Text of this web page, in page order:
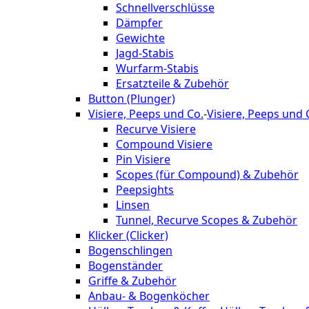
Schnellverschlüsse
Dämpfer
Gewichte
Jagd-Stabis
Wurfarm-Stabis
Ersatzteile & Zubehör
Button (Plunger)
Visiere, Peeps und Co.-Visiere, Peeps und
Recurve Visiere
Compound Visiere
Pin Visiere
Scopes (für Compound) & Zubehör
Peepsights
Linsen
Tunnel, Recurve Scopes & Zubehör
Klicker (Clicker)
Bogenschlingen
Bogenständer
Griffe & Zubehör
Anbau- & Bogenköcher